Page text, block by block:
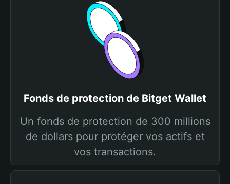
Fonds de protection de Bitget Wallet
Un fonds de protection de 300 millions
de dollars pour protéger vos actifs et
vos transactions.